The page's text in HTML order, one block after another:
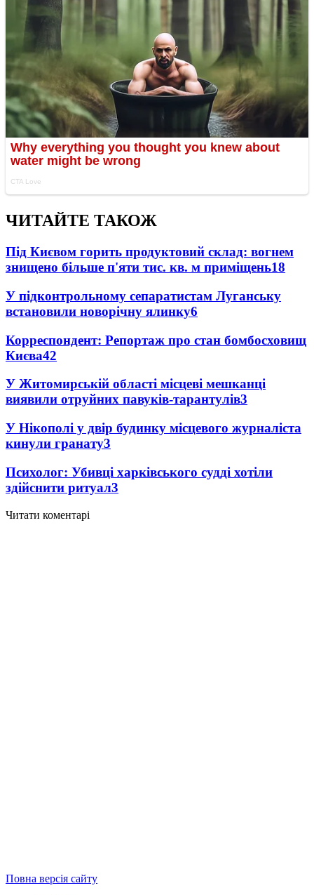
ЧИТАЙТЕ ТАКОЖ
Під Києвом горить продуктовий склад: вогнем
знищено більше п'яти тис. кв. м приміщень18
У підконтрольному сепаратистам Луганську
встановили новорічну ялинку6
Корреспондент: Репортаж про стан бомбосховищ
Києва42
У Житомирській області місцеві мешканці
виявили отруйних павуків-тарантулів3
У Нікополі у двір будинку місцевого журналіста
кинули гранату3
Психолог: Убивці харківського судді хотіли
здійснити ритуал3
Читати коментарі
Повна версія сайту